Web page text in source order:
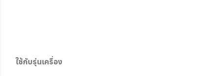
ใช้กับรุ่นเครื่อง